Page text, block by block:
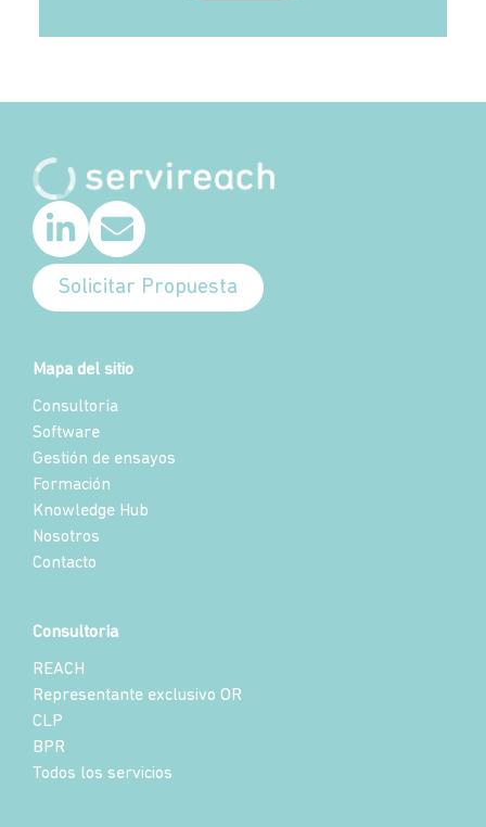
Solicitar Propuesta
Mapa del sitio
Consultoría
Software
Gestión de ensayos
Formación
Knowledge Hub
Nosotros
Contacto
Consultoría
REACH
Representante exclusivo OR
CLP
BPR
Todos los servicios